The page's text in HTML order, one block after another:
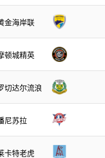
金海岸联
顿城精英
切达尔流浪
尼苏拉
卡特老虎